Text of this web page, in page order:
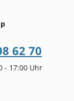
62 70
- 17:00 Uhr